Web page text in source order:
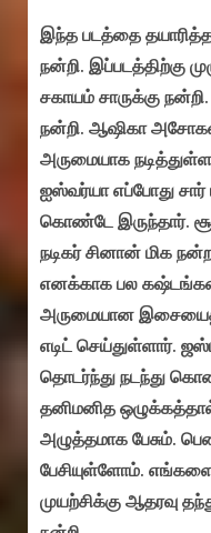
இந்த படத்தை
நன்றி. இப்படத்திற்கு
சகாயம் சாருக்கு
நன்றி. ஆஷிகா அசோகன்
அருமையாக
ஐஸ்வர்யா எப்போது
கொண்டே இருந்தார்.
நடிகர் சினான் மிக
எனக்காக பல
அருமையான இசையைத்
எடிட் செய்துள்ளார்.
தொடர்ந்து நடந்து
தனிமனித
அழுத்தமாக பேசும்.
பேசியுள்ளோம்.
முயற்சிக்கு ஆதரவு